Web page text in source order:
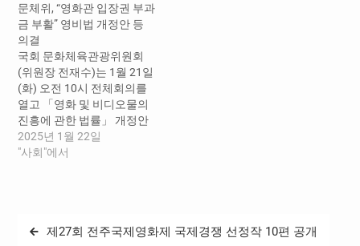
리는 ‘2018 대한민국 게임대
상’(문화체육관광부, 전자신
문, 스포츠조선 공동주최) 시
상식이 14일 오후 5시 부산
신세계백화점 센텀시티점
문화홀에서 개최됐다. 이
번…
문체위, “영화관 입장권 부과
금 부활” 영비법 개정안 등
의결
국회 문화체육관광위원회
(위원장 전재수)는 1월 21일
(화) 오전 10시 전체회의를
열고 「영화 및 비디오물의
진흥에 관한 법률」 개정안
등 30건의 법률안을 의결하
였다. 오늘 의결된 법률안의
2025년도 예산안 부수 법안
2025년 1월 22일
"사회"에서
글
제27회 전주국제영화제 국제경쟁 선정작 10편 공개